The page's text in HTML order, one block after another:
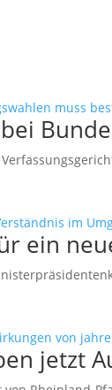
ein
jetzt